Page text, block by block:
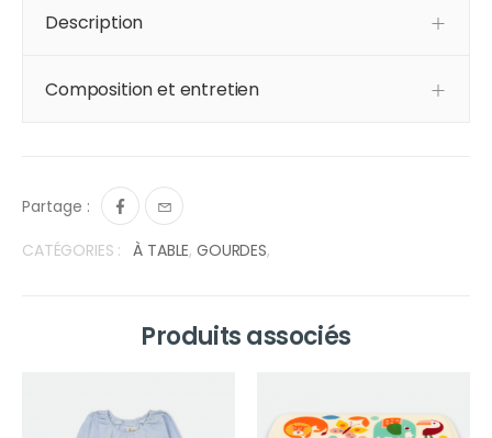
Description
Composition et entretien
Partage :
CATÉGORIES : À TABLE, GOURDES,
Produits associés